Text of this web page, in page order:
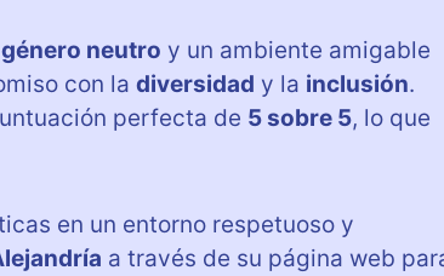
neutro y un ambiente amigable
con la diversidad y la inclusión.
perfecta de 5 sobre 5, lo que
en un entorno respetuoso y
a través de su página web